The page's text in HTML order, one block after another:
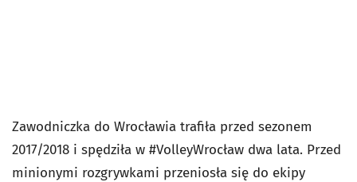
Zawodniczka do Wrocławia trafiła przed sezonem
2017/2018 i spędziła w #VolleyWrocław dwa lata. Przed
minionymi rozgrywkami przeniosła się do ekipy